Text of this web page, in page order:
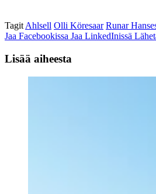
Tagit Ahlsell Olli Köresaar Runar
Jaa Facebookissa Jaa LinkedInissä
Lisää aiheesta